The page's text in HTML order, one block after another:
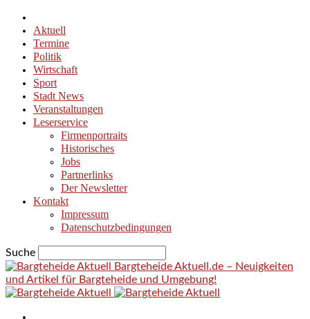
Aktuell
Termine
Politik
Wirtschaft
Sport
Stadt News
Veranstaltungen
Leserservice
Firmenportraits
Historisches
Jobs
Partnerlinks
Der Newsletter
Kontakt
Impressum
Datenschutzbedingungen
Suche
Bargteheide Aktuell.de – Neuigkeiten
und Artikel für Bargteheide und Umgebung!